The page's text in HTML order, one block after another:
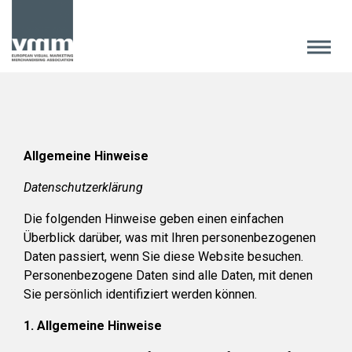
Allgemeine Hinweise
Datenschutzerklärung
Die folgenden Hinweise geben einen einfachen
Überblick darüber, was mit Ihren personenbezogenen
Daten passiert, wenn Sie diese Website besuchen.
Personenbezogene Daten sind alle Daten, mit denen
Sie persönlich identifiziert werden können.
1. Allgemeine Hinweise